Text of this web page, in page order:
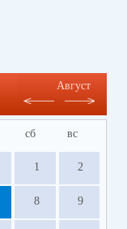
Август
сб вс
1 2
8 9